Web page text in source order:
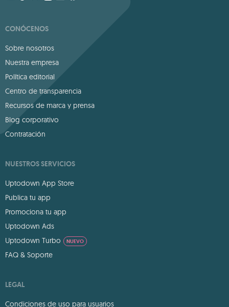
CONÓCENOS
Sobre nosotros
Nuestra empresa
Política editorial
Centro de transparencia
Recursos de marca y prensa
Blog corporativo
Contratación
NUESTROS SERVICIOS
Uptodown App Store
Publica tu app
Promociona tu app
Uptodown Ads
Uptodown Turbo
NUEVO
FAQ & Soporte
LEGAL
Condiciones de uso para usuarios